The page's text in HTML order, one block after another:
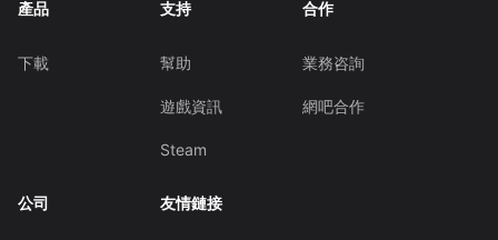
產品
下載
支持
幫助
遊戲資訊
Steam
合作
業務咨詢
網吧合作
公司 友情鏈接